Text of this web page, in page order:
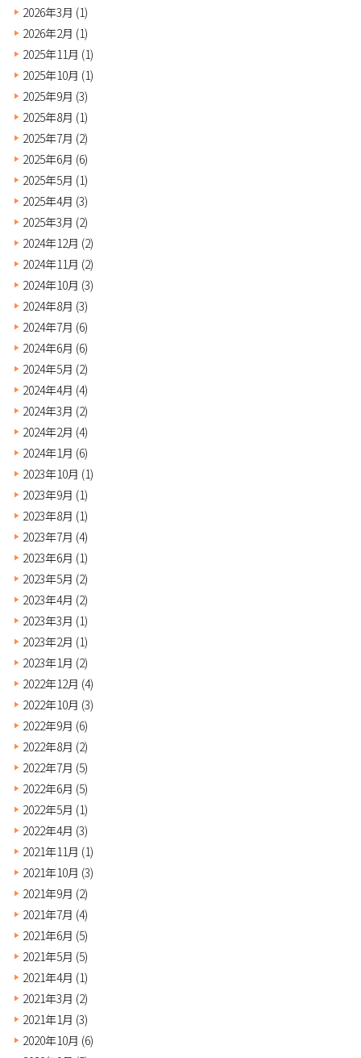
2026年3月 (1)
2026年2月 (1)
2025年11月 (1)
2025年10月 (1)
2025年9月 (3)
2025年8月 (1)
2025年7月 (2)
2025年6月 (6)
2025年5月 (1)
2025年4月 (3)
2025年3月 (2)
2024年12月 (2)
2024年11月 (2)
2024年10月 (3)
2024年8月 (3)
2024年7月 (6)
2024年6月 (6)
2024年5月 (2)
2024年4月 (4)
2024年3月 (2)
2024年2月 (4)
2024年1月 (6)
2023年10月 (1)
2023年9月 (1)
2023年8月 (1)
2023年7月 (4)
2023年6月 (1)
2023年5月 (2)
2023年4月 (2)
2023年3月 (1)
2023年2月 (1)
2023年1月 (2)
2022年12月 (4)
2022年10月 (3)
2022年9月 (6)
2022年8月 (2)
2022年7月 (5)
2022年6月 (5)
2022年5月 (1)
2022年4月 (3)
2021年11月 (1)
2021年10月 (3)
2021年9月 (2)
2021年7月 (4)
2021年6月 (5)
2021年5月 (5)
2021年4月 (1)
2021年3月 (2)
2021年1月 (3)
2020年10月 (6)